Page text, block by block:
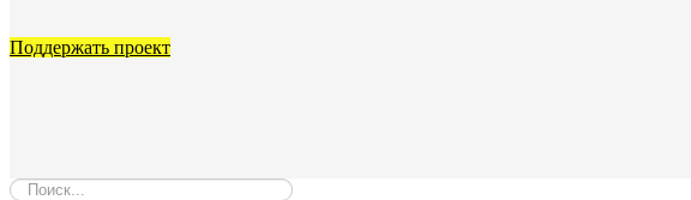
Поддержать проект